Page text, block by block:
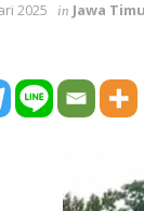
2025 in Jawa